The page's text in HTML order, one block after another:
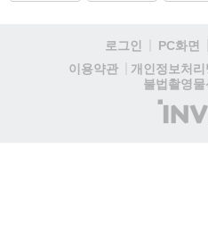
로그인 PC화면
이용약관
개인정보처리
불법촬영물
(